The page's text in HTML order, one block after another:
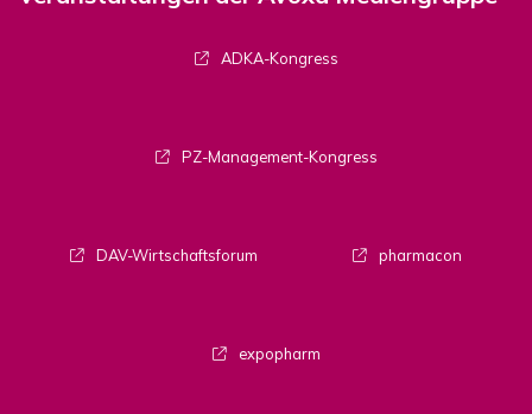
ADKA-Kongress
PZ-Management-Kongress
DAV-Wirtschaftsforum pharmacon
expopharm